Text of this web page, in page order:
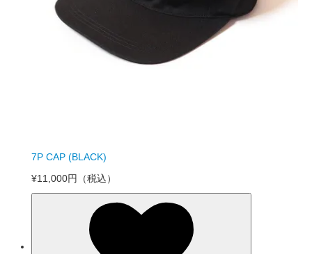
7P CAP (BLACK)
¥11,000円
（税込）